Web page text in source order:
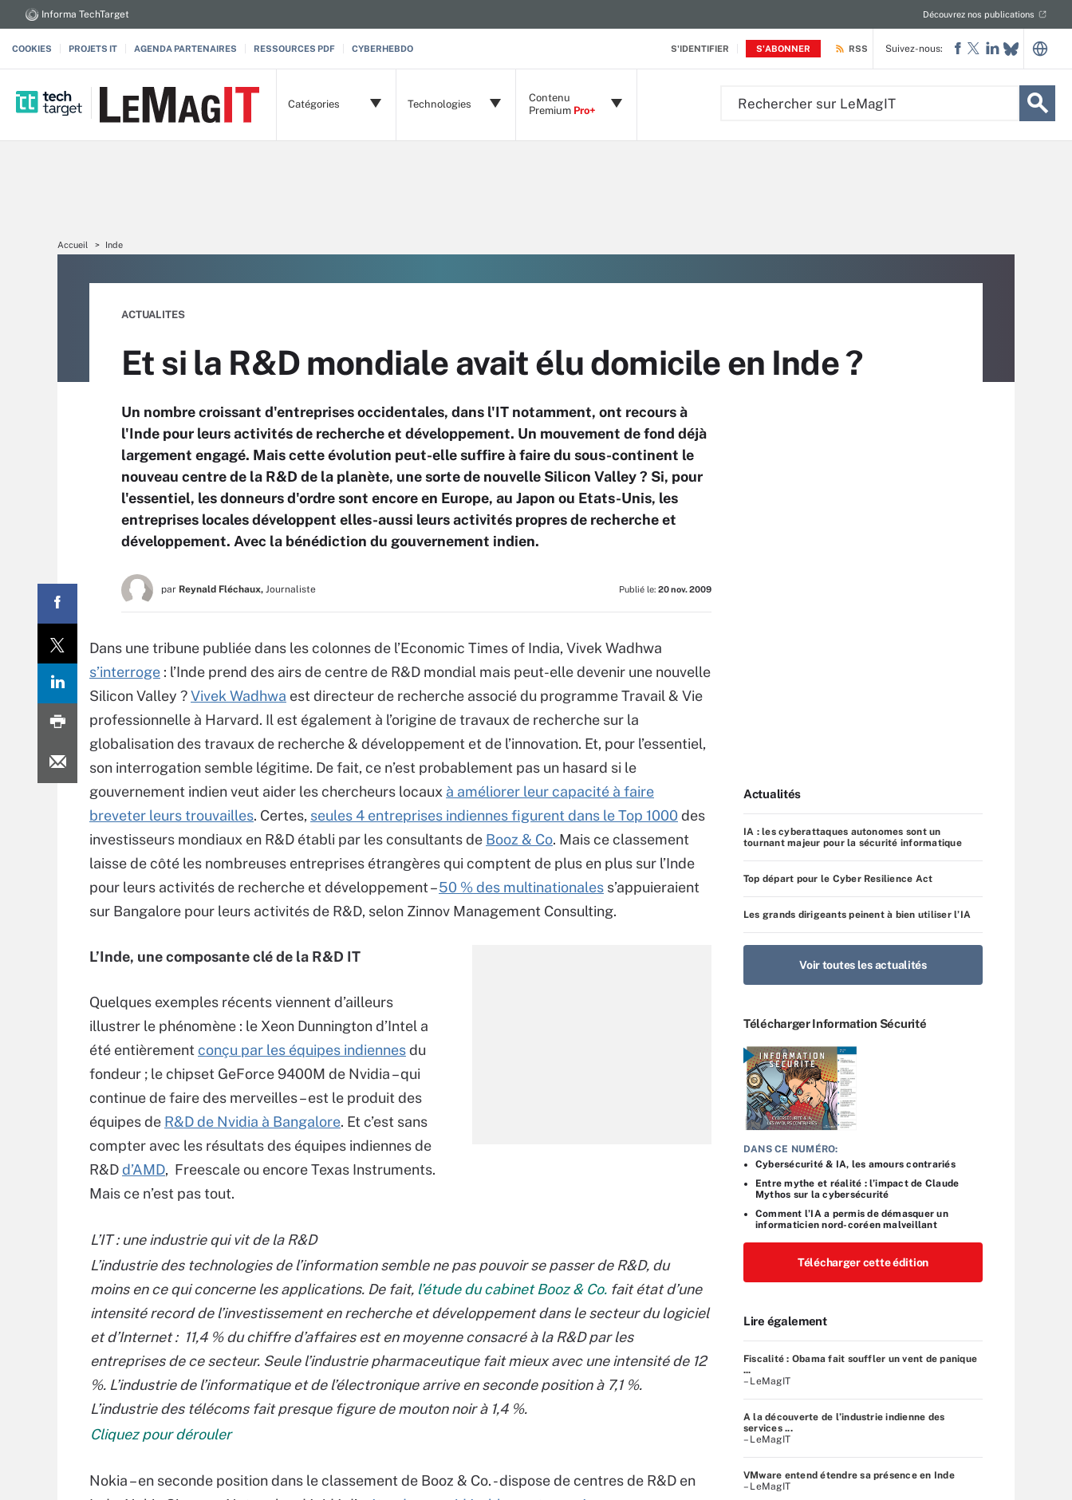
S'IDENTIFIER S'ABONNER
Informa TechTarget Découvrez nos publications
COOKIES PROJETS IT AGENDA PARTENAIRES RESSOURCES PDF CYBERHEBDO RSS
Catégories Technologies
Contenu
Premium Pro+
Suivez-nous:
Accueil Inde
ACTUALITES
Et si la R&D mondiale avait élu domicile en Inde ?
Un nombre croissant d'entreprises occidentales, dans l'IT notamment, ont recours à
l'Inde pour leurs activités de recherche et développement. Un mouvement de fond déjà
largement engagé. Mais cette évolution peut-elle suffire à faire du sous-continent le
nouveau centre de la R&D de la planète, une sorte de nouvelle Silicon Valley ? Si, pour
l'essentiel, les donneurs d'ordre sont encore en Europe, au Japon ou Etats-Unis, les
entreprises locales développent elles-aussi leurs activités propres de recherche et
développement. Avec la bénédiction du gouvernement indien.
par Reynald Fléchaux, Journaliste Publié le: 20 nov. 2009
Dans une tribune publiée dans les colonnes de l’Economic Times of India, Vivek Wadhwa
s’interroge : l’Inde prend des airs de centre de R&D mondial mais peut-elle devenir une nouvelle
Silicon Valley ?Vivek Wadhwa est directeur de recherche associé du programme Travail & Vie
professionnelle à Harvard. Il est également à l’origine de travaux de recherche sur la
globalisation des travaux de recherche & développement et de l’innovation. Et, pour l’essentiel,
son interrogation semble légitime. De fait, ce n’est probablement pas un hasard si le
gouvernement indien veut aider les chercheurs locaux à améliorer leur capacité à faire
breveter leurs trouvailles. Certes, seules 4 entreprises indiennes figurent dans le Top 1000des
investisseurs mondiaux en R&D établi par les consultants de Booz & Co. Mais ce classement
laisse de côté les nombreuses entreprises étrangères qui comptent de plus en plus sur l’Inde
pour leurs activités de recherche et développement –50 % des multinationales s’appuieraient
sur Bangalore pour leurs activités de R&D, selon Zinnov Management Consulting.
L’Inde, une composante clé de la R&D IT
Quelques exemples récents viennent d’ailleurs
illustrer le phénomène : le Xeon Dunnington d’Intel a
été entièrement conçu par les équipes indiennesdu
fondeur ; le chipset GeForce 9400M de Nvidia – qui
continue de faire des merveilles – est le produit des
équipes de R&D de Nvidia à Bangalore. Et c’est sans
compter avec les résultats des équipes indiennes de
R&Dd’AMD, Freescale ou encore Texas Instruments.
Mais ce n’est pas tout.
L’IT : une industrie qui vit de la R&D
L’industrie des technologies de l’information semble ne pas pouvoir se passer de R&D, du
moins en ce qui concerne les applications. De fait, l’étude du cabinet Booz & Co. fait état d’une
intensité record de l’investissement en recherche et développement dans le secteur du logiciel
et d’Internet : 11,4 % du chiffre d’affaires est en moyenne consacré à la R&D par les
entreprises de ce secteur. Seule l’industrie pharmaceutique fait mieux avec une intensité de 12
%. L’industrie de l’informatique et de l’électronique arrive en seconde position à 7,1 %.
L’industrie des télécoms fait presque figure de mouton noir à 1,4 %.
Cliquez pour dérouler
Nokia – en seconde position dans le classement de Booz & Co. - dispose de centres de R&D en
Actualités
IA : les cyberattaques autonomes sont un
tournant majeur pour la sécurité informatique
Top départ pour le Cyber Resilience Act
Les grands dirigeants peinent à bien utiliser l’IA
Voir toutes les actualités
Télécharger Information Sécurité
DANS CE NUMÉRO:
Cybersécurité & IA, les amours contrariés
Entre mythe et réalité : l’impact de Claude
Mythos sur la cybersécurité
Comment l’IA a permis de démasquer un
informaticien nord-coréen malveillant
Télécharger cette édition
Lire également
Fiscalité : Obama fait souffler un vent de panique
...
– LeMagIT
A la découverte de l’industrie indienne des
services ...
– LeMagIT
VMware entend étendre sa présence en Inde
– LeMagIT